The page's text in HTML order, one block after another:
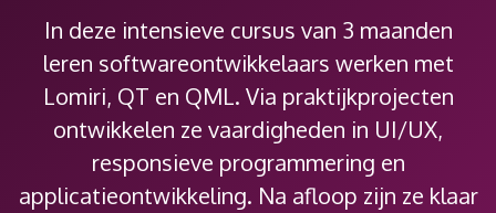
In deze intensieve cursus van 3 maanden
leren softwareontwikkelaars werken met
Lomiri, QT en QML. Via praktijkprojecten
ontwikkelen ze vaardigheden in UI/UX,
responsieve programmering en
applicatieontwikkeling. Na afloop zijn ze klaar